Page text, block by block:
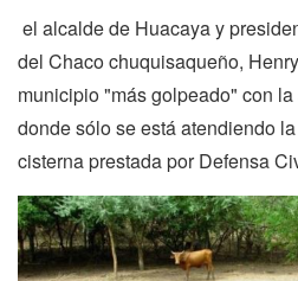
el alcalde de Huacaya y
del Chaco chuquisaqueño,
municipio "más golpeado" con
donde sólo se está atendiendo
cisterna prestada por Defensa